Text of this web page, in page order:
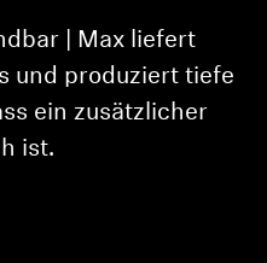
| Max liefert
und produziert tiefe
ein zusätzlicher
ist.